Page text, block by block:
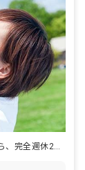
放課後デイで週5日子どもと関わりながら、完全週休2日制で続けられるパートの仕事がある。